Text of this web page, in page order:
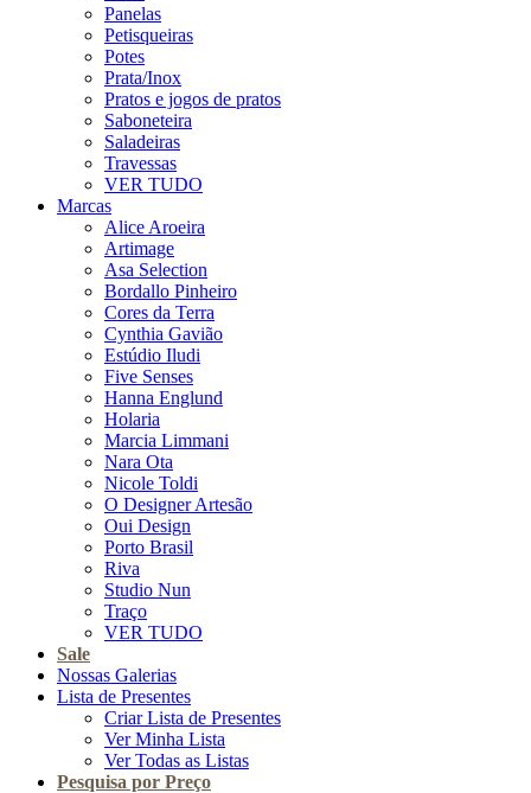
Panelas
Petisqueiras
Potes
Prata/Inox
Pratos e jogos de pratos
Saboneteira
Saladeiras
Travessas
VER TUDO
Marcas
Alice Aroeira
Artimage
Asa Selection
Bordallo Pinheiro
Cores da Terra
Cynthia Gavião
Estúdio Iludi
Five Senses
Hanna Englund
Holaria
Marcia Limmani
Nara Ota
Nicole Toldi
O Designer Artesão
Oui Design
Porto Brasil
Riva
Studio Nun
Traço
VER TUDO
Sale
Nossas Galerias
Lista de Presentes
Criar Lista de Presentes
Ver Minha Lista
Ver Todas as Listas
Pesquisa por Preço